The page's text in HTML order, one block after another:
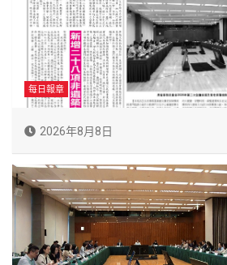
每日報章
2026年8月8日